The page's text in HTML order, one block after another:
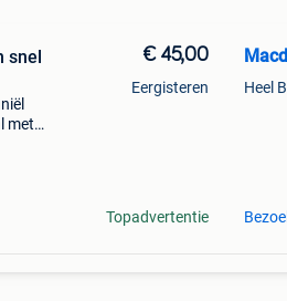
snel
met
€ 45,00
Eergisteren
Topadvertentie
Heel